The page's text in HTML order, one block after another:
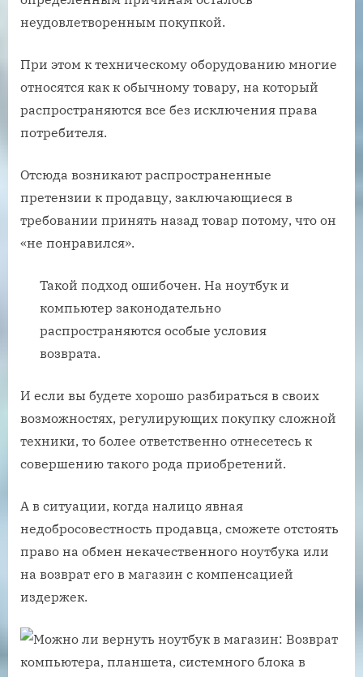
неудовлетворенным покупкой.
При этом к техническому оборудованию многие
относятся как к обычному товару, на который
распространяются все без исключения права
потребителя.
Отсюда возникают распространенные
претензии к продавцу, заключающиеся в
требовании принять назад товар потому, что он
«не понравился».
Такой подход ошибочен. На ноутбук и
компьютер законодательно
распространяются особые условия
возврата.
И если вы будете хорошо разбираться в своих
возможностях, регулирующих покупку сложной
техники, то более ответственно отнесетесь к
совершению такого рода приобретений.
А в ситуации, когда налицо явная
недобросовестность продавца, сможете отстоять
право на обмен некачественного ноутбука или
на возврат его в магазин с компенсацией
издержек.